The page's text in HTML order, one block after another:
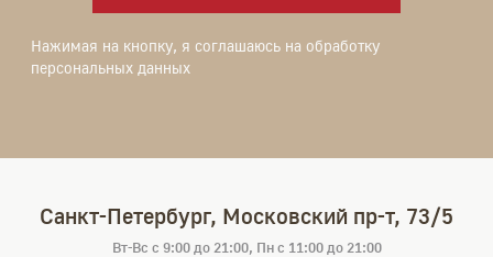
Нажимая на кнопку, я соглашаюсь на обработку
персональных данных
Санкт-Петербург, Московский пр-т, 73/5
Вт-Вс с 9:00 до 21:00, Пн с 11:00 до 21:00